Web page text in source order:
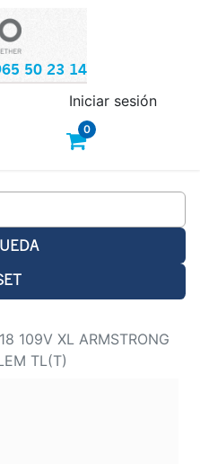
50 23 14
0
Iniciar sesión
109V XL ARMSTRONG
TL(T)